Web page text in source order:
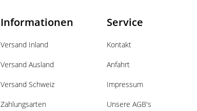
Informationen
Versand Inland
Versand Ausland
Versand Schweiz
Zahlungsarten
Service
Kontakt
Anfahrt
Impressum
Unsere AGB's